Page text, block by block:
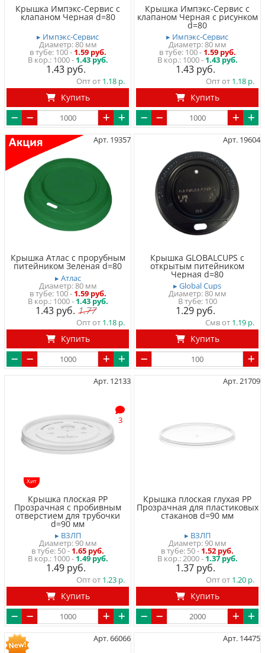
Крышка Импэкс-Сервис с
клапаном Черная d=80
▸ Импэкс-Сервис
Диаметр: 80 мм
в тубе 100- 1.59 руб.
1000 - 1.43 руб.
1.43
Опт от 1.18
Купить
Крышка Импэкс-Сервис с
клапаном Черная с рисунком
d=80
▸ Импэкс-Сервис
Диаметр: 80 мм
в тубе 100- 1.59 руб.
1000 - 1.43 руб.
1.43
Опт от 1.18
Купить
Арт. 19357
Крышка Атлас с прорубным
питейником Зеленая d=80
▸ Атлас
Диаметр: 80 мм
в тубе 100- 1.59 руб.
1000 - 1.43 руб.
1.43 1.77
Опт от 1.18
Купить
Арт. 19604
Крышка GLOBALCUPS с
открытым питейником
Черная d=80
▸ Global Cups
Диаметр: 80 мм
В тубе 100
1.29
Смв от 1.19
Купить
Арт. 12133
3
Хит
Крышка плоская PP
Прозрачная с пробивным
отверстием для трубочки
d=90 мм
▸ ВЗЛП
Диаметр: 90 мм
в тубе 50- 1.65 руб.
1000 - 1.49 руб.
1.49
Опт от 1.23
Купить
Арт. 21709
Крышка плоская глухая PP
Прозрачная для пластиковых
стаканов d=90 мм
▸ ВЗЛП
Диаметр: 90 мм
в тубе 50- 1.52 руб.
2000 - 1.37 руб.
1.37
Опт от 1.20
Купить
Арт. 66066 Арт. 14475